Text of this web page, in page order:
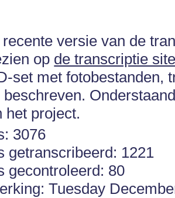
versie van de
op de transcriptie
set met fotobestanden,
het project.
3076
getranscribeerd: 1221
gecontroleerd: 80
Tuesday